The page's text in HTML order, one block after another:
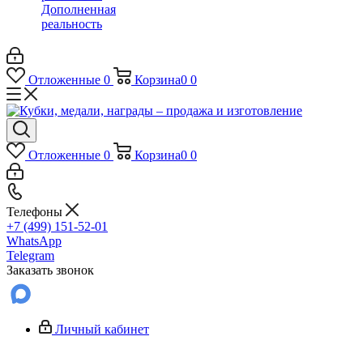
Дополненная
реальность
Отложенные 0 Корзина0 0
Отложенные 0 Корзина0 0
Телефоны
+7 (499) 151-52-01
WhatsApp
Telegram
Заказать звонок
Личный кабинет